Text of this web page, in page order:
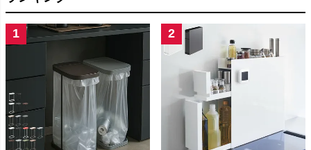
1 2